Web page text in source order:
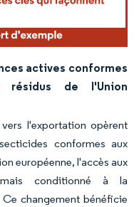
actives conformes
résidus de l'Union
l'exportation opèrent
conformes aux
européenne, l'accès aux
conditionné à la
changement bénéficie